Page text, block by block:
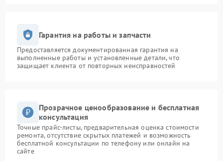
Гарантия на работы и запчасти
Предоставляется документированная гарантия на
выполненные работы и установленные детали, что
защищает клиента от повторных неисправностей
Прозрачное ценообразование и бесплатная
консультация
Точные прайс-листы, предварительная оценка стоимости
ремонта, отсутствие скрытых платежей и возможность
бесплатной консультации по телефону или онлайн на
сайте